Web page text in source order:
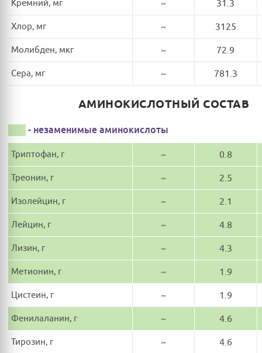
Кремний, мг ~ 31.3
Хлор, мг ~ 3125
Молибден, мкг ~ 72.9
Сера, мг ~ 781.3
АМИНОКИСЛОТНЫЙ СОСТАВ
- незаменимые аминокислоты
Триптофан, г ~ 0.8
Треонин, г ~ 2.5
Изолейцин, г ~ 2.1
Лейцин, г ~ 4.8
Лизин, г ~ 4.3
Метионин, г ~ 1.9
Цистеин, г ~ 1.9
Фенилаланин, г ~ 4.6
Тирозин, г ~ 4.6